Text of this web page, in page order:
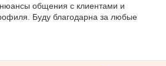
общения с клиентами и
Буду благодарна за любые